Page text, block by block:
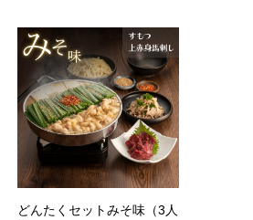
どんたくセットみそ味（3人